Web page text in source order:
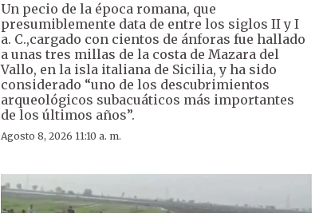
Un pecio de la época romana, que
presumiblemente data de entre los siglos II y I
a. C.,cargado con cientos de ánforas fue hallado
a unas tres millas de la costa de Mazara del
Vallo, en la isla italiana de Sicilia, y ha sido
considerado “uno de los descubrimientos
arqueológicos subacuáticos más importantes
de los últimos años”.
Agosto 8, 2026 11:10 a. m.